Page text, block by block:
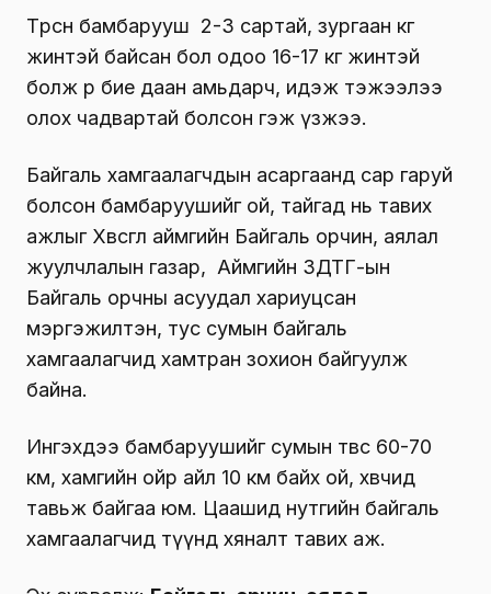
Төөрсөн бамбарууш 2-3 сартай, зургаан кг
жинтэй байсан бол одоо 16-17 кг жинтэй
болж өөрөө бие даан амьдарч, идэж тэжээлээ
олох чадвартай болсон гэж үзжээ.
Байгаль хамгаалагчдын асаргаанд сар гаруй
болсон бамбаруушийг ой, тайгад нь тавих
ажлыг Хөвсгөл аймгийн Байгаль орчин, аялал
жуулчлалын газар, Аймгийн ЗДТГ-ын
Байгаль орчны асуудал хариуцсан
мэргэжилтэн, тус сумын байгаль
хамгаалагчид хамтран зохион байгуулж
байна.
Ингэхдээ бамбаруушийг сумын төвөөс 60-70
км, хамгийн ойр айл 10 км байх ой, хөвчид
тавьж байгаа юм. Цаашид нутгийн байгаль
хамгаалагчид түүнд хяналт тавих аж.